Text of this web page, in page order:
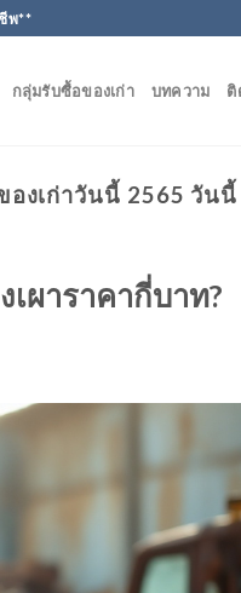
พ**
กลุ่มรับซื้อของเก่า บทความ ติ
องเก่าวันนี้ 2565 วัน
ผาราคากี่บาท?